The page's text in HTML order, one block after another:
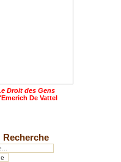
Droit des Gens
De Vattel
Recherche